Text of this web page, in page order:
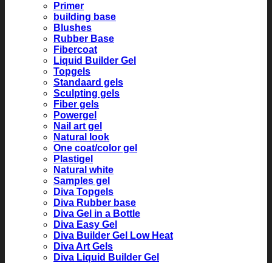
Primer
building base
Blushes
Rubber Base
Fibercoat
Liquid Builder Gel
Topgels
Standaard gels
Sculpting gels
Fiber gels
Powergel
Nail art gel
Natural look
One coat/color gel
Plastigel
Natural white
Samples gel
Diva Topgels
Diva Rubber base
Diva Gel in a Bottle
Diva Easy Gel
Diva Builder Gel Low Heat
Diva Art Gels
Diva Liquid Builder Gel